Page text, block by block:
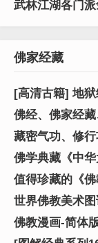
武林江湖各门
佛家经藏
[高清古籍] 地
佛经、佛家经
藏密气功、修
佛学典藏《中
值得珍藏的《
世界佛教美术
佛教漫画-简体